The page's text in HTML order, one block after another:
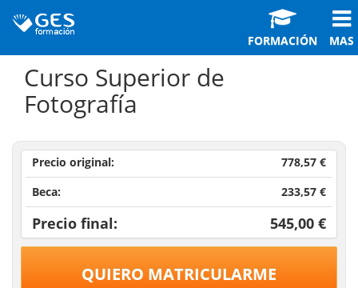
FORMACIÓN MAS
Curso Superior de
Fotografía
Precio original:
778,57 €
Beca:
233,57 €
Precio final: 545,00 €
QUIERO MATRICULARME